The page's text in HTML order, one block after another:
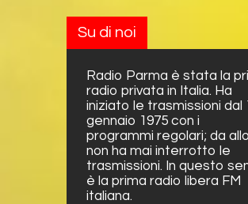
Su di noi
Radio Parma è stata la
radio privata in Italia. Ha
iniziato le trasmissioni dal
gennaio 1975 con i
programmi regolari; da
non ha mai interrotto le
trasmissioni. In questo
è la prima radio libera FM
italiana.